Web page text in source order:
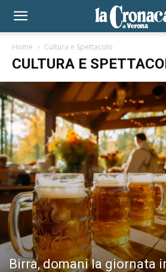
Home Cultura e Spettacolo
CULTURA E
Birra, domani la giornata